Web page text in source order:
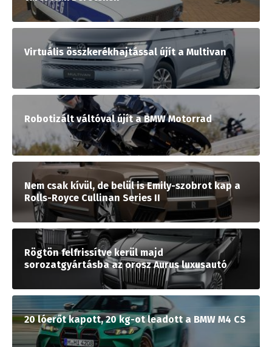
Virtuális összkerékhajtással újít a Multivan
Robotizált váltóval újít a BMW Motorrad
Nem csak kívül, de belül is Emily-szobrot kap a
Rolls-Royce Cullinan Series II
Rögtön felfrissítve kerül majd
sorozatgyártásba az orosz Aurus luxusautó
20 lóerőt kapott, 20 kg-ot leadott a BMW M4 CS